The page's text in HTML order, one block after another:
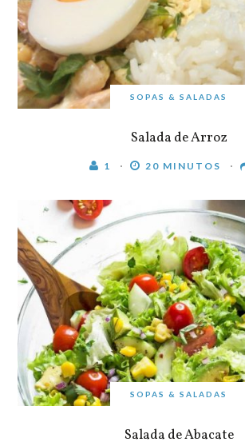
SOPAS & SALADAS
Salada de Arroz
1 20 MINUTOS
SOPAS & SALADAS
Salada de Abacate